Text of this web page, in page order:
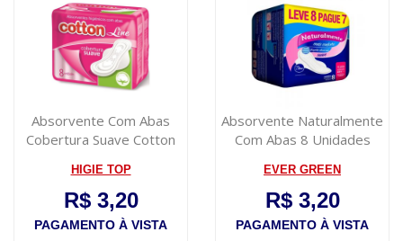
Absorvente Com Abas
Cobertura Suave Cotton
HIGIE TOP
R$ 3,20
PAGAMENTO À VISTA
Absorvente Naturalmente
Com Abas 8 Unidades
EVER GREEN
R$ 3,20
PAGAMENTO À VISTA